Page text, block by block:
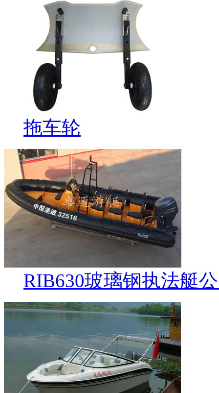
拖车轮
RIB630玻璃钢执法艇